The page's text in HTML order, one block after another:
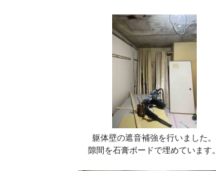
躯体壁の遮音補強を行いました。
隙間を石膏ボードで埋めています。